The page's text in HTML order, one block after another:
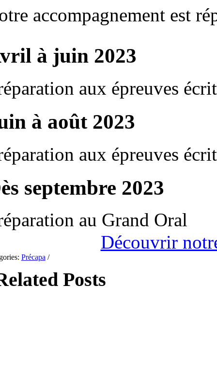
accompagnement est
à juin 2023
aux épreuves
à août 2023
aux épreuves
septembre 2023
au Grand Oral
Découvrir
Précapa/
Posts